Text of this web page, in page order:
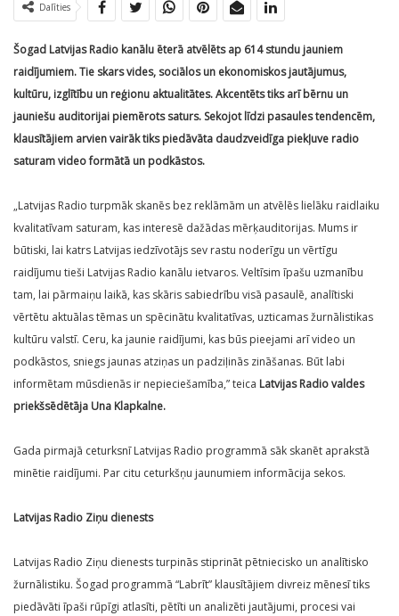
Dalīties
Šogad Latvijas Radio kanālu ēterā atvēlēts ap 614 stundu jauniem
raidījumiem. Tie skars vides, sociālos un ekonomiskos jautājumus,
kultūru, izglītību un reģionu aktualitātes. Akcentēts tiks arī bērnu un
jauniešu auditorijai piemērots saturs. Sekojot līdzi pasaules tendencēm,
klausītājiem arvien vairāk tiks piedāvāta daudzveidīga piekļuve radio
saturam video formātā un podkāstos.
„Latvijas Radio turpmāk skanēs bez reklāmām un atvēlēs lielāku raidlaiku
kvalitatīvam saturam, kas interesē dažādas mērķauditorijas. Mums ir
būtiski, lai katrs Latvijas iedzīvotājs sev rastu noderīgu un vērtīgu
raidījumu tieši Latvijas Radio kanālu ietvaros. Veltīsim īpašu uzmanību
tam, lai pārmaiņu laikā, kas skāris sabiedrību visā pasaulē, analītiski
vērtētu aktuālas tēmas un spēcinātu kvalitatīvas, uzticamas žurnālistikas
kultūru valstī. Ceru, ka jaunie raidījumi, kas būs pieejami arī video un
podkāstos, sniegs jaunas atziņas un padziļinās zināšanas. Būt labi
informētam mūsdienās ir nepieciešamība,” teica Latvijas Radio valdes
priekšsēdētāja Una Klapkalne.
Gada pirmajā ceturksnī Latvijas Radio programmā sāk skanēt aprakstā
minētie raidījumi. Par citu ceturkšņu jaunumiem informācija sekos.
Latvijas Radio Ziņu dienests
Latvijas Radio Ziņu dienests turpinās stiprināt pētniecisko un analītisko
žurnālistiku. Šogad programmā “Labrīt” klausītājiem divreiz mēnesī tiks
piedāvāti īpaši rūpīgi atlasīti, pētīti un analizēti jautājumi, procesi vai